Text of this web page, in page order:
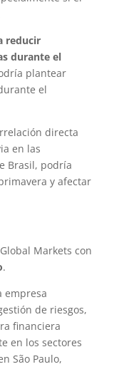
reducir
durante el
plantear
el
directa
en las
Brasil, podría
y afectar
Markets con
.
empresa
de riesgos,
financiera
en los sectores
São Paulo,